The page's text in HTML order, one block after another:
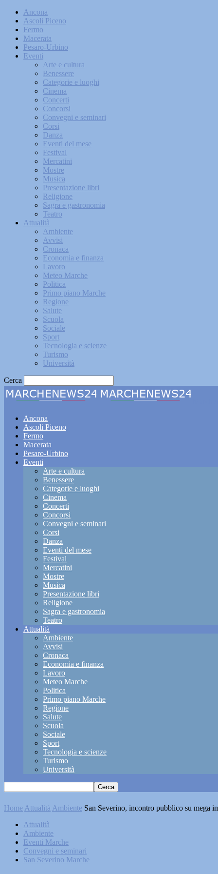
Ancona
Ascoli Piceno
Fermo
Macerata
Pesaro-Urbino
Eventi
Arte e cultura
Benessere
Categorie e luoghi
Cinema
Concerti
Concorsi
Convegni e seminari
Corsi
Danza
Eventi del mese
Festival
Mercatini
Mostre
Musica
Presentazione libri
Religione
Sagra e gastronomia
Teatro
Attualità
Ambiente
Avvisi
Cronaca
Economia e finanza
Lavoro
Meteo Marche
Politica
Primo piano Marche
Regione
Salute
Scuola
Sociale
Sport
Tecnologia e scienze
Turismo
Università
Cerca
Ancona
Ascoli Piceno
Fermo
Macerata
Pesaro-Urbino
Eventi
Arte e cultura
Benessere
Categorie e luoghi
Cinema
Concerti
Concorsi
Convegni e seminari
Corsi
Danza
Eventi del mese
Festival
Mercatini
Mostre
Musica
Presentazione libri
Religione
Sagra e gastronomia
Teatro
Attualità
Ambiente
Avvisi
Cronaca
Economia e finanza
Lavoro
Meteo Marche
Politica
Primo piano Marche
Regione
Salute
Scuola
Sociale
Sport
Tecnologia e scienze
Turismo
Università
Home Attualità Ambiente San Severino, incontro pubblico su mega
Attualità
Ambiente
Eventi Marche
Convegni e seminari
San Severino Marche